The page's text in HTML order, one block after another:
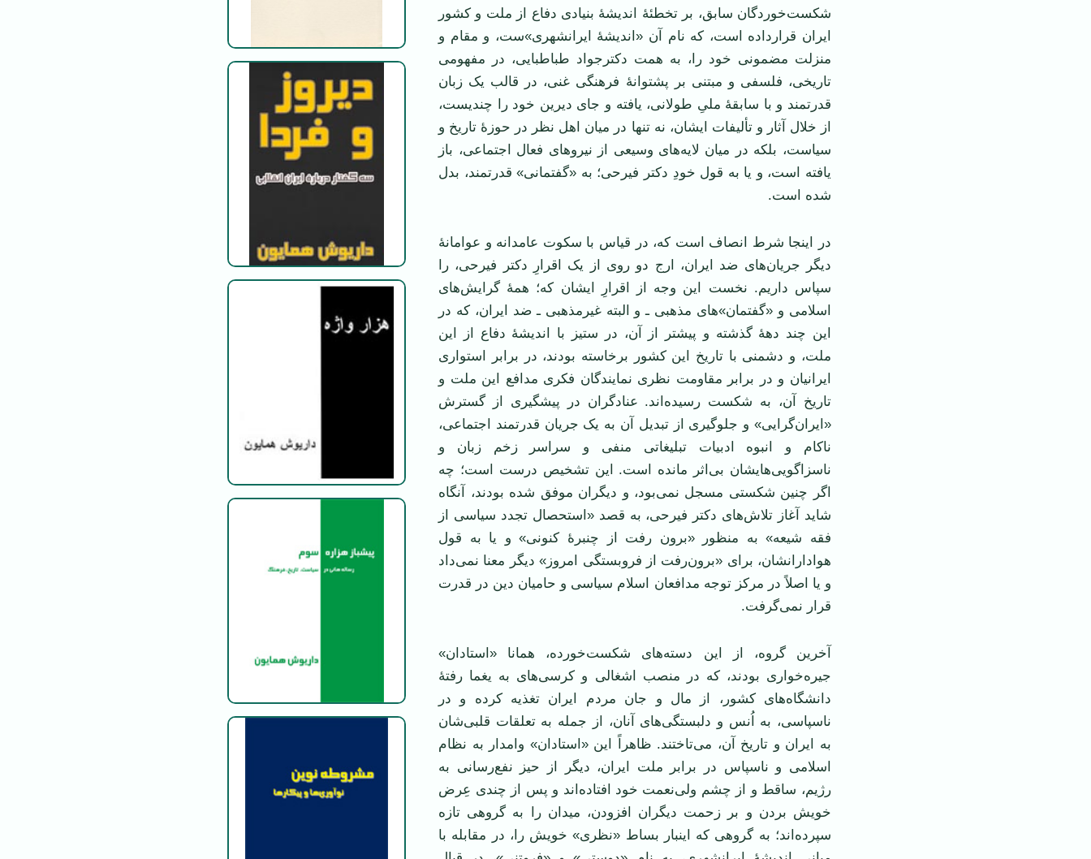
شکست‌خوردگان سابق، بر تخطئۀ اندیشۀ بنیادی دفاع از ملت و کشور
ایران قرارداده‌ است، که نام آن «اندیشۀ ایرانشهری»‌ست، و مقام و
منزلت مضمونی خود را، به همت دکترجواد طباطبایی، در مفهومی
تاریخی، فلسفی و مبتنی بر پشتوانۀ فرهنگی غنی، در قالب یک زبان
قدرتمند و با سابقۀ ملیِ طولانی، یافته و جای دیرین خود را چندیست،
از خلال آثار و تألیفات ایشان، نه تنها در میان اهل نظر در حوزۀ تاریخ و
سیاست، بلکه در میان لایه‌های وسیعی از نیروهای فعال اجتماعی، باز
یافته است، و یا به قول خودِ دکتر فیرحی؛ به «گفتمانی» قدرتمند، بدل
شده است.
در اینجا شرط انصاف است که، در قیاس با سکوت عامدانه و عوامانۀ
دیگر جریان‌های ضد ایران، ارج دو روی از یک اقرارِ دکتر فیرحی، را
سپاس داریم. نخست این وجه از اقرارِ ایشان که؛ همۀ گرایش‌های
اسلامی و «گفتمان»های مذهبی ـ و البته غیرمذهبی ـ ضد ایران، که در
این چند دهۀ گذشته و پیشتر از آن، در ستیز با اندیشۀ دفاع از این
ملت، و دشمنی با تاریخ این کشور برخاسته‌ بودند، در برابر استواری
ایرانیان و در برابر مقاومت نظری نمایندگان فکری مدافع این ملت و
تاریخ آن، به شکست رسیده‌اند. عنادگران در پیشگیری از گسترش
«ایران‌گرایی» و جلوگیری از تبدیل آن به یک جریان قدرتمند اجتماعی،
ناکام و انبوه ادبیات تبلیغاتی منفی و سراسر زخم زبان‌ و
ناسزاگویی‌هایشان بی‌اثر مانده است. این تشخیص درست است؛ چه
اگر چنین شکستی مسجل نمی‌بود، و دیگران موفق شده بودند، آنگاه
شاید آغاز تلاش‌های دکتر فیرحی، به قصد «استحصال تجدد سیاسی از
فقه شیعه» به منظور «برون رفت از چنبرۀ کنونی» و یا به قول
هوادارانشان، برای «برون‌رفت از فروبستگی امروز» دیگر معنا نمی‌داد
و یا اصلاً در مرکز توجه مدافعان اسلام سیاسی و حامیان دین در قدرت
قرار نمی‌گرفت.
آخرین گروه، از این دسته‌های شکست‌خورده، همانا «استادان»
جیره‌خواری بودند، که در منصب اشغالی و کرسی‌های به یغما رفتۀ
دانشگاه‌های کشور، از مال و جان مردم ایران تغذیه کرده و در
ناسپاسی، به اُنس و دلبستگی‌های آنان، از جمله به تعلقات قلبی‌شان
به ایران و تاریخ آن، می‌تاختند. ظاهراً این «استادان» وامدار به نظام
اسلامی و ناسپاس در برابر ملت ایران، دیگر از حیز نفع‌رسانی به
رژیم، ساقط و از چشم ولی‌نعمت خود افتاده‌اند و پس از چندی عِرض
خویش بردن و بر زحمت دیگران افزودن، میدان را به گروهی تازه
سپرده‌اند؛ به گروهی که اینبار بساط «نظری» خویش را، در مقابله با